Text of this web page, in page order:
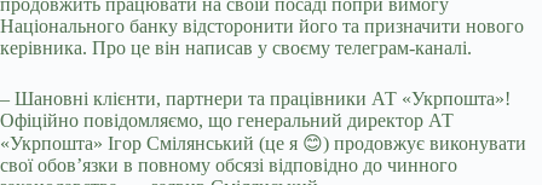
Національного банку відсторонити його та призначити нового
керівника. Про це він написав у своєму телеграм-каналі.
– Шановні клієнти, партнери та працівники АТ «Укрпошта»!
Офіційно повідомляємо, що генеральний директор АТ
«Укрпошта» Ігор Смілянський (це я 😊) продовжує виконувати
свої обов’язки в повному обсязі відповідно до чинного